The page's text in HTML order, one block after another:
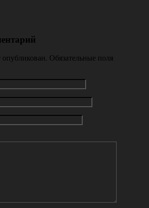
опубликован. Обязательные поля